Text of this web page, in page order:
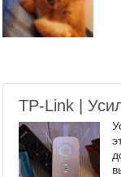
TP-Link |